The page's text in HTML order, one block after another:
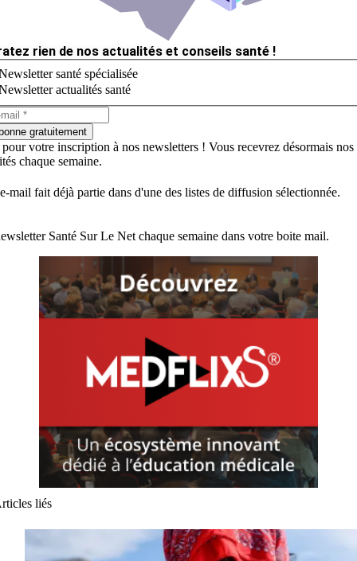
rien de nos actualités et conseils santé !
santé spécialisée
actualités santé
gratuitement
votre inscription à nos newsletters ! Vous recevrez désormais nos
chaque semaine.
mail fait déjà partie dans d'une des listes de diffusion sélectionnée.
Santé Sur Le Net chaque semaine dans votre boite mail.
liés